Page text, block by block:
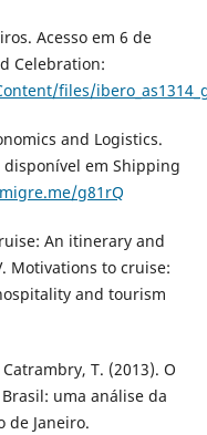
Acesso em 6 de
Celebration:
files/
and Logistics.
disponível em Shipping
g81rQ
An itinerary and
Motivations to cruise:
and tourism
Catrambry, T. (2013). O
uma análise da
de Janeiro.